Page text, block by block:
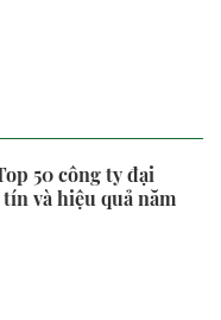
50 công ty đại
và hiệu quả năm